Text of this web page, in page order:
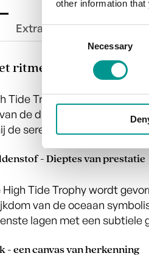
other information
Consent
Necessary
Extra informatie
ritme van de oceaan
Tide Trophy, een
de diepten van de
de serene eb en vloed van
- Dieptes van prestatie
High Tide Trophy wordt
van de oceaan
lagen met een subtiele
een canvas van herkenning